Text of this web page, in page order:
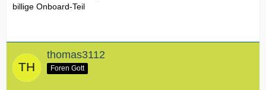
billige Onboard-Teil
thomas3112
Foren Gott